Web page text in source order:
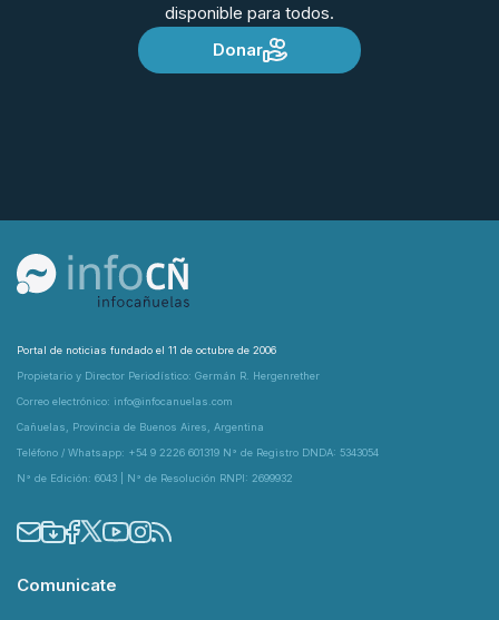
disponible para todos.
Donar
Portal de noticias fundado el 11 de octubre de 2006
Propietario y Director Periodístico: Germán R. Hergenrether
Correo electrónico: info@infocanuelas.com
Cañuelas, Provincia de Buenos Aires, Argentina
Teléfono / Whatsapp: +54 9 2226 601319 N° de Registro DNDA: 5343054
N° de Edición: 6043 | N° de Resolución RNPI: 2699932
Comunicate